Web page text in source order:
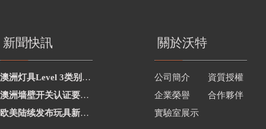
新聞快訊
澳洲灯具Level 3类别新增2项
澳洲墙壁开关认证要求修订
欧美陆续发布玩具新要求
關於沃特
公司簡介
資質授權
企業榮譽
合作夥伴
實驗室展示